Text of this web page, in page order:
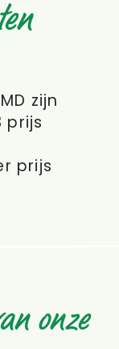
zijn
prijs
prijs
onze